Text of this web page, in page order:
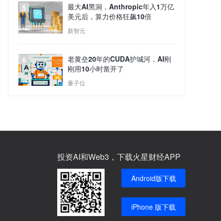
5
最大AI黑洞，Anthropic年入1万亿
美元后，算力价格狂飙10倍
新智元
6
老黄垒20年的CUDA护城河，AI刚
刚用10小时凿开了
量子位
投资AI和Web3，下载火星财经APP
Android版下载
iPhone 版下载